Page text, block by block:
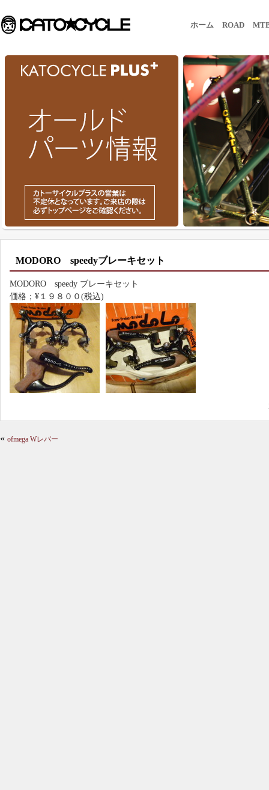
ホーム ROAD
MODORO speedyブレーキセット
MODORO speedy ブレーキセット
価格；¥１９８００(税込)
« ofmega Wレバー